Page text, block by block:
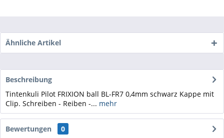
Ähnliche Artikel
Beschreibung
Tintenkuli Pilot FRIXION ball BL-FR7 0,4mm schwarz Kappe mit
Clip. Schreiben - Reiben -... mehr
Bewertungen
0